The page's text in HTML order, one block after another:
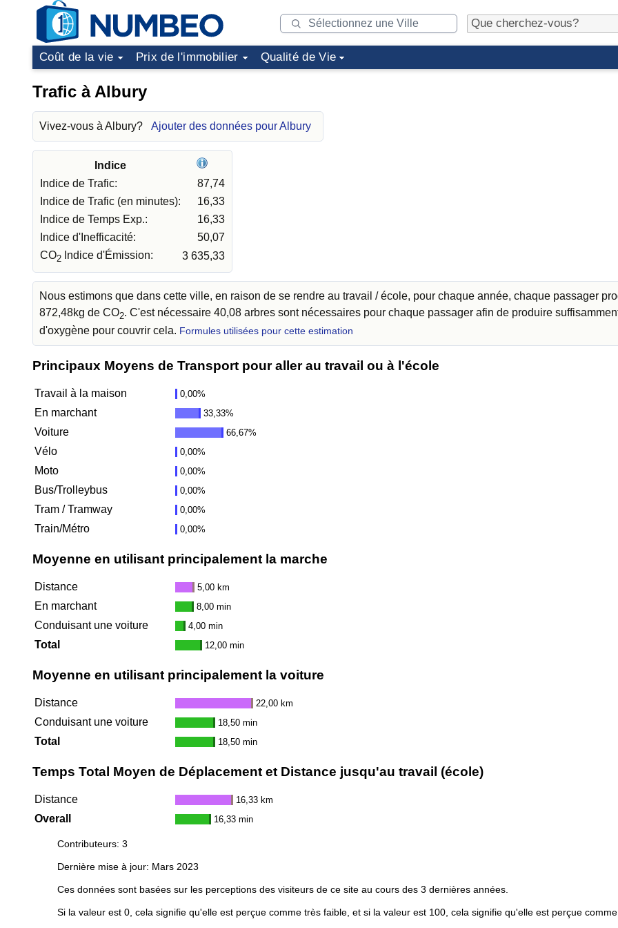
Coût de la vie Prix de l'immobilier Qualité de Vie
Trafic à Albury
Vivez-vous à Albury? Ajouter des données pour Albury
Indice
Indice de Trafic:
87,74
Indice de Trafic (en minutes):
16,33
Indice de Temps Exp.:
16,33
Indice d'Inefficacité:
50,07
CO2 Indice d'Émission: 3 635,33
Nous estimons que dans cette ville, en raison de se rendre au travail / école, pour chaque année, chaque passager
872,48kg de CO2. C'est nécessaire 40,08 arbres sont nécessaires pour chaque passager afin de produire
d'oxygène pour couvrir cela. Formules utilisées pour cette estimation
Principaux Moyens de Transport pour aller au travail ou à l'école
Travail à la maison 0,00%
En marchant 33,33%
Voiture 66,67%
Vélo 0,00%
Moto 0,00%
Bus/Trolleybus 0,00%
Tram / Tramway 0,00%
Train/Métro 0,00%
Moyenne en utilisant principalement la marche
Distance 5,00 km
En marchant 8,00 min
Conduisant une voiture 4,00 min
Total 12,00 min
Moyenne en utilisant principalement la voiture
Distance 22,00 km
Conduisant une voiture 18,50 min
Total 18,50 min
Temps Total Moyen de Déplacement et Distance jusqu'au travail (école)
Distance 16,33 km
Overall 16,33 min
Contributeurs: 3
Dernière mise à jour: Mars 2023
Ces données sont basées sur les perceptions des visiteurs de ce site au cours des 3 dernières années.
Si la valeur est 0, cela signifie qu'elle est perçue comme très faible, et si la valeur est 100, cela signifie qu'elle est perçue